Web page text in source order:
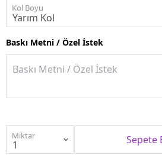
Kol Boyu
Baskı Metni / Özel İstek
Miktar Sepete